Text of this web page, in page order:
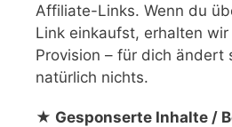
Affiliate-Links. Wenn du
Link einkaufst, erhalten wir
Provision – für dich ändert
natürlich nichts.
★ Gesponserte Inhalte /